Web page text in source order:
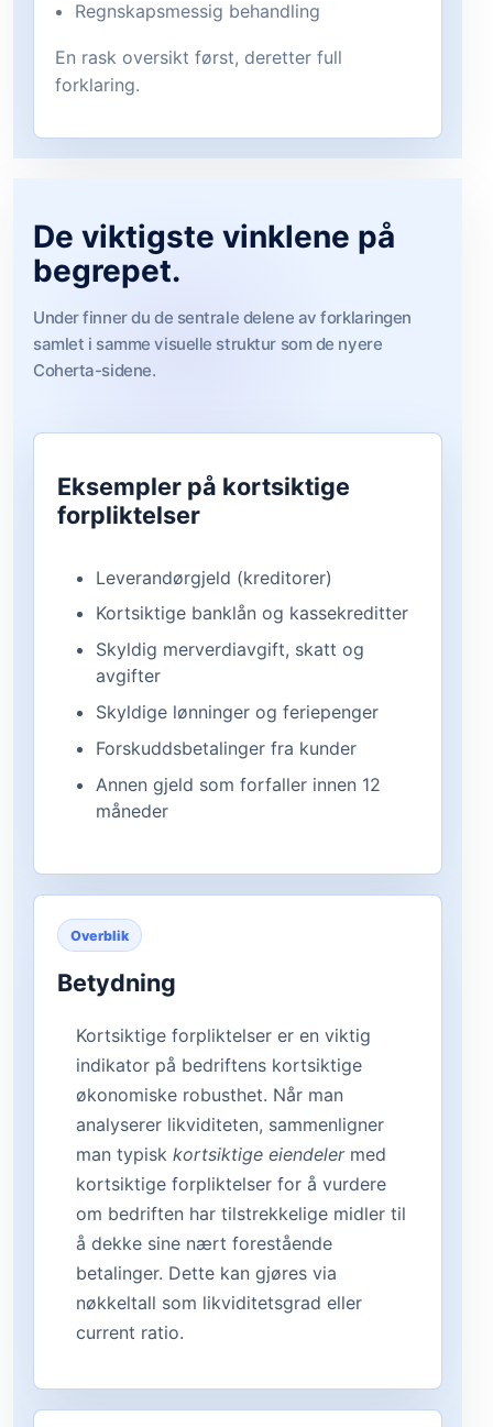
Regnskapsmessig behandling
En rask oversikt først, deretter full
forklaring.
De viktigste vinklene på
begrepet.
Under finner du de sentrale delene av forklaringen
samlet i samme visuelle struktur som de nyere
Coherta-sidene.
Eksempler på kortsiktige
forpliktelser
Leverandørgjeld (kreditorer)
Kortsiktige banklån og kassekreditter
Skyldig merverdiavgift, skatt og
avgifter
Skyldige lønninger og feriepenger
Forskuddsbetalinger fra kunder
Annen gjeld som forfaller innen 12
måneder
Overblik
Betydning
Kortsiktige forpliktelser er en viktig
indikator på bedriftens kortsiktige
økonomiske robusthet. Når man
analyserer likviditeten, sammenligner
man typiskkortsiktige eiendelermed
kortsiktige forpliktelser for å vurdere
om bedriften har tilstrekkelige midler til
å dekke sine nært forestående
betalinger. Dette kan gjøres via
nøkkeltall som likviditetsgrad eller
current ratio.